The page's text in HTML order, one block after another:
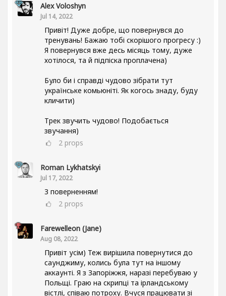
Alex Voloshyn
Jul 14, 2022
Привіт! Дуже добре, що повернувся до
тренувань! Бажаю тобі скорішого прогресу :)
Я повернувся вже десь місяць тому, дуже
хотілося, та й підпіска проплачена)
Було би і справді чудово зібрати тут
українське комьюніті. Як когось знаду, буду
кличити)
Трек звучить чудово! Подобається
звучання)
2 props
Roman Lykhatskyi
Jul 17, 2022
З поверненням!
2 props
Farewelleon (Jane)
Aug 08, 2022
Привіт усім) Теж вирішила повернутися до
саунджиму, колись була тут на іншому
аккаунті. Я з Запоріжжя, наразі перебуваю у
Польщі. Граю на скрипці та ірландському
вістлі, співаю потроху. Вчуся працювати зі